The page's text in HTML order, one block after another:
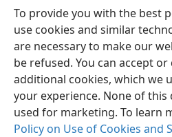
To provide you with the best
use cookies and similar
are necessary to make our
be refused. You can accept
additional cookies, which we
your experience. None of
used for marketing. To learn
Policy on Use of Cookies and
Afrikaans
Copyright© 2026 Watch Tower Bible
JW.ORG